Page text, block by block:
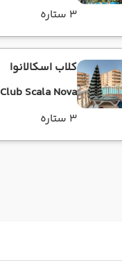
3 ستاره
کلاب اسکالانوا
Club Scala Nova
3 ستاره